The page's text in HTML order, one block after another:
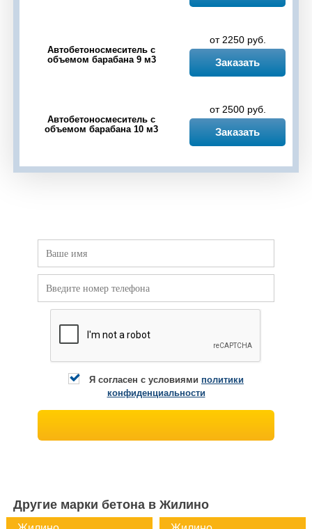
Автобетоносмеситель с
объемом барабана 9 м3
от 2250 руб.
Заказать
Автобетоносмеситель с
объемом барабана 10 м3
от 2500 руб.
Заказать
Я согласен с условиями политики
конфиденциальности
Другие марки бетона в Жилино